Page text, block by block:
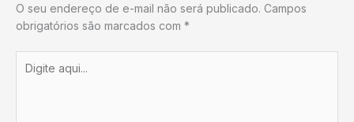
O seu endereço de e-mail não será publicado. Campos
obrigatórios são marcados com *
aqui...